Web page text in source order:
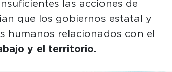
las acciones de
que los gobiernos estatal y
humanos relacionados con el
y el territorio.